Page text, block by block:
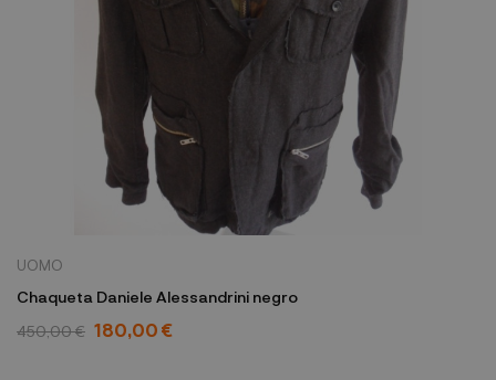
UOMO
Chaqueta Daniele Alessandrini negro
450,00 € 180,00 €